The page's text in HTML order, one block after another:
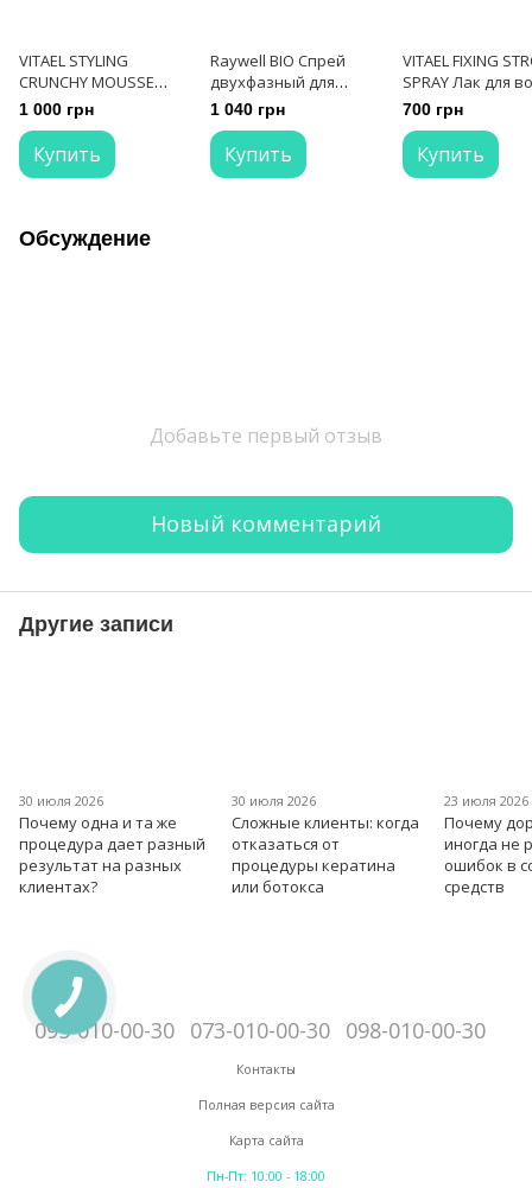
VITAEL STYLING
CRUNCHY MOUSSE
Гель-мусс средней
фиксации 250 мл
1 000 грн
Купить
Raywell BIO Спрей
двухфазный для
объема и
реконструкции 250 мл
1 040 грн
Купить
VITAEL FIXING
SPRAY Лак для
экстра сильной
долговременной
фиксацией 500
700 грн
Купить
Обсуждение
Добавьте первый отзыв
Новый комментарий
Другие записи
30 июля 2026
Почему одна и та же
процедура дает разный
результат на разных
клиентах?
30 июля 2026
Сложные клиенты: когда
отказаться от
процедуры кератина
или ботокса
23 июля 2026
Почему
иногда не
ошибок в
средств
095-010-00-30 073-010-00-30 098-010-00-30
Контакты
Полная версия сайта
Карта сайта
Пн-Пт: 10:00 - 18:00